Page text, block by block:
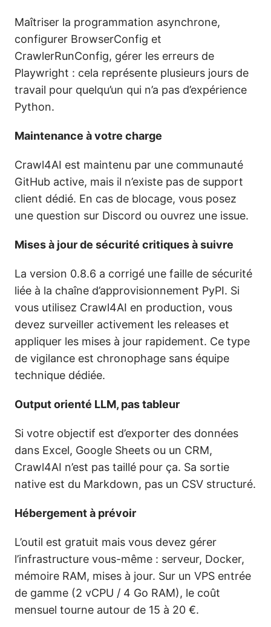
Maîtriser la programmation asynchrone,
configurer BrowserConfig et
CrawlerRunConfig, gérer les erreurs de
Playwright : cela représente plusieurs jours de
travail pour quelqu’un qui n’a pas d’expérience
Python.
Maintenance à votre charge
Crawl4AI est maintenu par une communauté
GitHub active, mais il n’existe pas de support
client dédié. En cas de blocage, vous posez
une question sur Discord ou ouvrez une issue.
Mises à jour de sécurité critiques à suivre
La version 0.8.6 a corrigé une faille de sécurité
liée à la chaîne d’approvisionnement PyPI. Si
vous utilisez Crawl4AI en production, vous
devez surveiller activement les releases et
appliquer les mises à jour rapidement. Ce type
de vigilance est chronophage sans équipe
technique dédiée.
Output orienté LLM, pas tableur
Si votre objectif est d’exporter des données
dans Excel, Google Sheets ou un CRM,
Crawl4AI n’est pas taillé pour ça. Sa sortie
native est du Markdown, pas un CSV structuré.
Hébergement à prévoir
L’outil est gratuit mais vous devez gérer
l’infrastructure vous-même : serveur, Docker,
mémoire RAM, mises à jour. Sur un VPS entrée
de gamme (2 vCPU / 4 Go RAM), le coût
mensuel tourne autour de 15 à 20 €.